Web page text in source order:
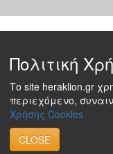
Πολιτική
Το site heraklion.gr
περιεχόμενο,
Χρήσης Cookies
CLOSE